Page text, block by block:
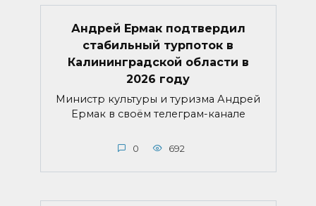
Андрей Ермак подтвердил
стабильный турпоток в
Калининградской области в
2026 году
Министр культуры и туризма Андрей
Ермак в своём телеграм-канале
0 692